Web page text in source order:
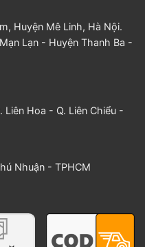
Huyện Mê Linh, Hà Nội.
Lạn - Huyện Thanh Ba -
Hoa - Q. Liên Chiểu -
Nhuận - TPHCM